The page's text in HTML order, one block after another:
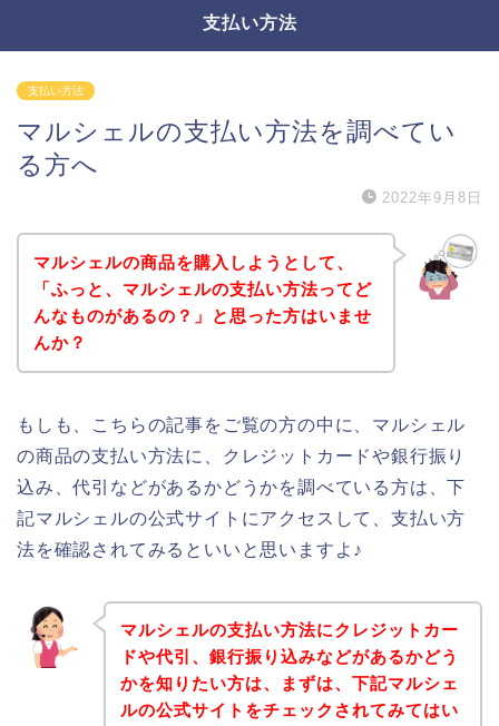
支払い方法
支払い方法
マルシェルの支払い方法を調べてい
る方へ
2022年9月8日
マルシェルの商品を購入しようとして、
「ふっと、マルシェルの支払い方法ってど
んなものがあるの？」と思った方はいませ
んか？
もしも、こちらの記事をご覧の方の中に、マルシェル
の商品の支払い方法に、クレジットカードや銀行振り
込み、代引などがあるかどうかを調べている方は、下
記マルシェルの公式サイトにアクセスして、支払い方
法を確認されてみるといいと思いますよ♪
マルシェルの支払い方法にクレジットカー
ドや代引、銀行振り込みなどがあるかどう
かを知りたい方は、まずは、下記マルシェ
ルの公式サイトをチェックされてみてはい